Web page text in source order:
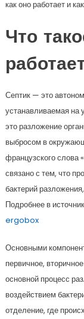
как оно работает и
Что
Септик — это
устанавливаемая на
это разложение
выбросом в
французского слова
связано с тем, что
бактерий
Подробнее в
ergobox
Основными
первичное,
основной процесс
воздействием
отделение, где